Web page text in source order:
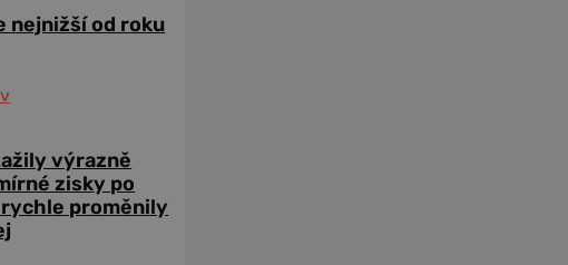
nejnižší od roku
výrazně
zisky po
proměnily